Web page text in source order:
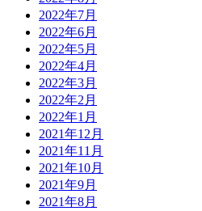
2022年7月
2022年6月
2022年5月
2022年4月
2022年3月
2022年2月
2022年1月
2021年12月
2021年11月
2021年10月
2021年9月
2021年8月